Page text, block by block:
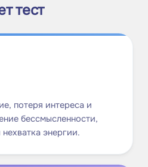
тест
потеря интереса и
бессмысленности,
энергии.